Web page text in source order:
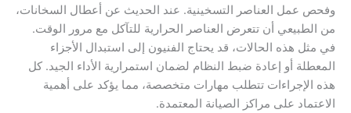
وفحص عمل العناصر التسخينية. عند الحديث عن أعطال السخانات،
من الطبيعي أن تتعرض العناصر الحرارية للتآكل مع مرور الوقت.
في مثل هذه الحالات، قد يحتاج الفنيون إلى استبدال الأجزاء
المعطلة أو إعادة ضبط النظام لضمان استمرارية الأداء الجيد. كل
هذه الإجراءات تتطلب مهارات متخصصة، مما يؤكد على أهمية
الاعتماد على مراكز الصيانة المعتمدة.